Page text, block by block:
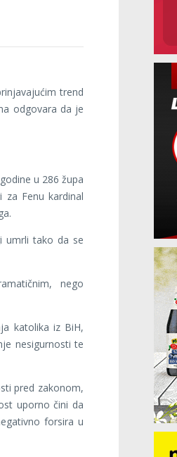
trend
odgovara da je
u 286 župa
Fenu kardinal
umrli tako da se
nego
katolika iz BiH,
nesigurnosti te
pred zakonom,
uporno čini da
forsira u